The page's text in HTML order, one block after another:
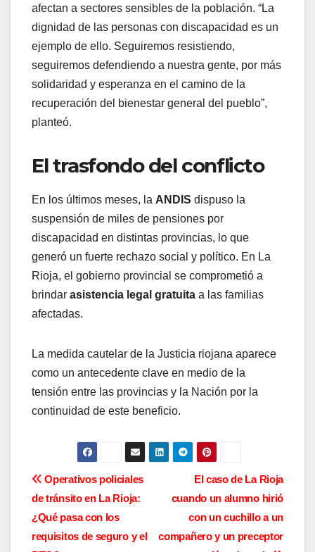
afectan a sectores sensibles de la población. “La
dignidad de las personas con discapacidad es un
ejemplo de ello. Seguiremos resistiendo,
seguiremos defendiendo a nuestra gente, por más
solidaridad y esperanza en el camino de la
recuperación del bienestar general del pueblo”,
planteó.
El trasfondo del conflicto
En los últimos meses, la ANDIS dispuso la
suspensión de miles de pensiones por
discapacidad en distintas provincias, lo que
generó un fuerte rechazo social y político. En La
Rioja, el gobierno provincial se comprometió a
brindar asistencia legal gratuita a las familias
afectadas.
La medida cautelar de la Justicia riojana aparece
como un antecedente clave en medio de la
tensión entre las provincias y la Nación por la
continuidad de este beneficio.
N
a
v
El caso de La Rioja
cuando un alumno hirió
con un cuchillo a un
compañero y un preceptor
Operativos policiales
de tránsito en La Rioja:
¿Qué pasa con los
requisitos de seguro y el